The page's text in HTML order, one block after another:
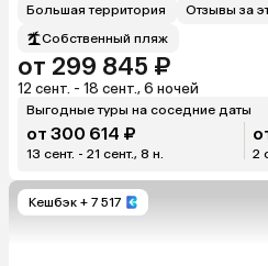
Большая территория
Отзывы за
Собственный пляж
от 299 845 ₽
12 сент. - 18 сент., 6 ночей
Выгодные туры на соседние даты
от 300 614 ₽
13 сент. - 21 сент., 8 н. 2
Кешбэк + 7 517